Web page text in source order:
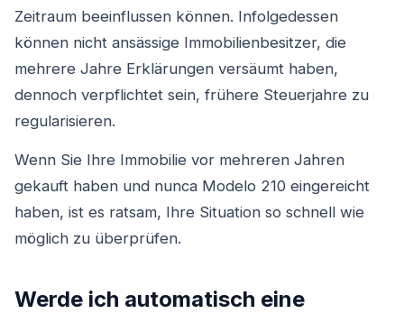
Zeitraum beeinflussen können. Infolgedessen
können nicht ansässige Immobilienbesitzer, die
mehrere Jahre Erklärungen versäumt haben,
dennoch verpflichtet sein, frühere Steuerjahre zu
regularisieren.
Wenn Sie Ihre Immobilie vor mehreren Jahren
gekauft haben und nunca Modelo 210 eingereicht
haben, ist es ratsam, Ihre Situation so schnell wie
möglich zu überprüfen.
Werde ich automatisch eine